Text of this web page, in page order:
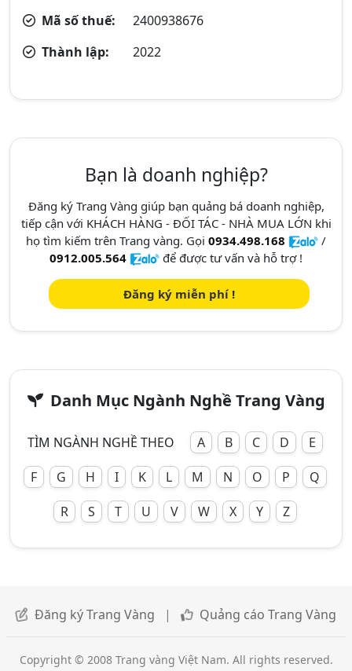
Mã số thuế:
2400938676
Thành lập:
2022
Bạn là doanh nghiệp?
Đăng ký Trang Vàng giúp bạn quảng bá doanh nghiệp,
tiếp cận với KHÁCH HÀNG - ĐỐI TÁC - NHÀ MUA LỚN khi
họ tìm kiếm trên Trang vàng. Gọi 0934.498.168
/
0912.005.564
để được tư vấn và hỗ trợ !
Đăng ký miễn phí !
Danh Mục Ngành Nghề Trang Vàng
TÌM NGÀNH NGHỀ THEO A B C D
E
F
G H I K L M N O P
Q
R
S T U V W X Y Z
Đăng ký Trang Vàng | Quảng cáo Trang Vàng
Copyright © 2008 Trang vàng Việt Nam. All rights reserved.